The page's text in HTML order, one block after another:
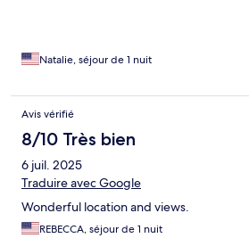
Natalie, séjour de 1 nuit
Avis vérifié
8/10 Très bien
6 juil. 2025
Traduire avec Google
Wonderful location and views.
REBECCA, séjour de 1 nuit